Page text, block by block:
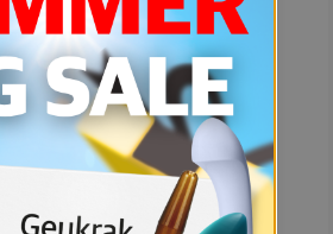
예상치 못한 에러입니다.